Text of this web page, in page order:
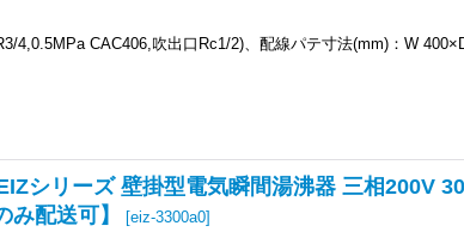
4,0.5MPa CAC406,吹出口Rc1/2)、配線パテ寸法(mm)：W
シリーズ 壁掛型電気瞬間湯沸器 三相200V
配送可】
[eiz-3300a0]